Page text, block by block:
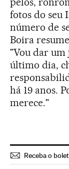
fotos do seu
número de
Boira
"Vou dar um
último dia,
há 19 anos.
merece."
Receba o